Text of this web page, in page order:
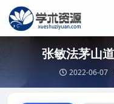
张敏法茅山
2022-06-07